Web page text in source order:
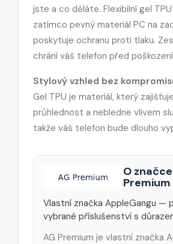
jste a co děláte. Flexibilní gel
zatímco pevný materiál PC na
poskytuje ochranu proti tlaku.
chrání váš telefon před
Stylový vzhled bez
Gel TPU je materiál, který
průhlednost a nebledne vlivem
takže váš telefon bude dlouho
O
Premium
Vlastní značka AppleGangu —
vybrané příslušenství s
AG Premium je vlastní značka